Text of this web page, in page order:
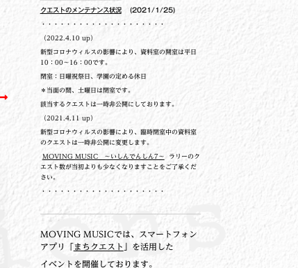
クエストのメンテナンス状況(2021/1/25)
・・・・・・・・・・・・・・・・・・・・
（2022.4.10 up）
新型コロナウィルスの影響により、資料室の開室は平日
10：00～16：00です。
閉室：日曜祝祭日、学園の定める休日
＊当面の間、土曜日は閉室です。
該当するクエストは一時非公開にしております。
（2021.4.11 up）
新型コロナウィルスの影響により、臨時閉室中の資料室
のクエストは一時非公開に変更します。
MOVING MUSIC ～いしんでんしん7～ ラリーのク
エスト数が当初よりも少なくなりますことをご了承くだ
さい。
・・・・・・・・・・・・・・・・・・・・
MOVING MUSICでは、スマートフォン
アプリ「
まちクエスト 」を活用した
イベントを開催しております。